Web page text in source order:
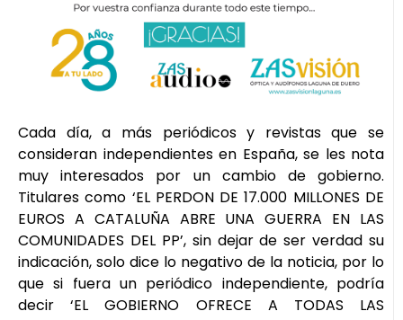
Cada día, a más periódicos y revistas que se
consideran independientes en España, se les nota
muy interesados por un cambio de gobierno.
Titulares como ‘EL PERDON DE 17.000 MILLONES DE
EUROS A CATALUÑA ABRE UNA GUERRA EN LAS
COMUNIDADES DEL PP’, sin dejar de ser verdad su
indicación, solo dice lo negativo de la noticia, por lo
que si fuera un periódico independiente, podría
decir ‘EL GOBIERNO OFRECE A TODAS LAS